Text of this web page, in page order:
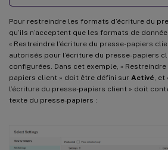
Pour restreindre les formats d’écriture du
qu’ils n’acceptent que les formats de
« Restreindre l’écriture du presse-papiers
autorisés pour l’écriture du presse-papiers
configurées. Dans cet exemple, «
papiers client » doit être défini sur Activé ,
l’écriture du presse-papiers client » doit
texte du presse-papiers :